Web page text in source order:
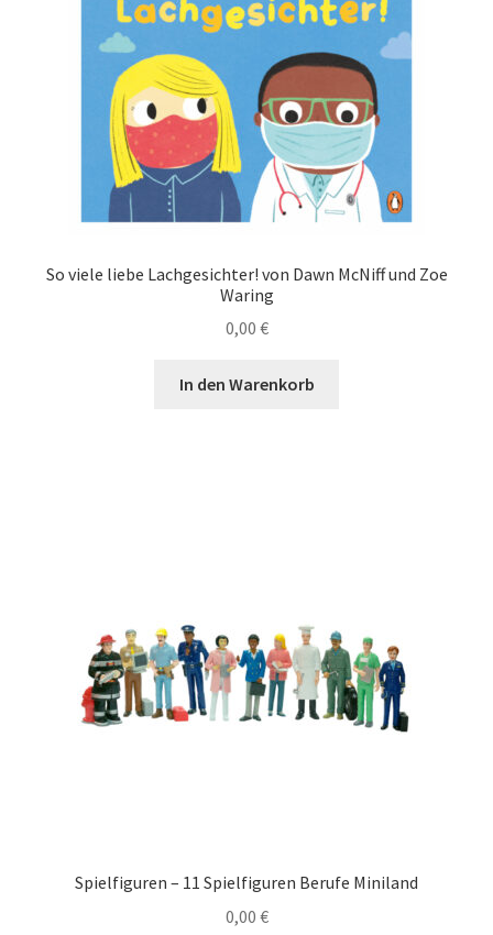
So viele liebe Lachgesichter! von Dawn McNiff und Zoe
Waring
0,00 €
In den Warenkorb
Spielfiguren – 11 Spielfiguren Berufe Miniland
0,00 €